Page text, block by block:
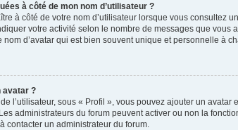
à côté de mon nom d’utilisateur ?
à côté de votre nom d’utilisateur lorsque vous consultez
votre activité selon le nombre de messages que
d’avatar qui est bien souvent unique et personnelle à
avatar ?
l’utilisateur, sous « Profil », vous pouvez ajouter un
administrateurs du forum peuvent activer ou non la
contacter un administrateur du forum.